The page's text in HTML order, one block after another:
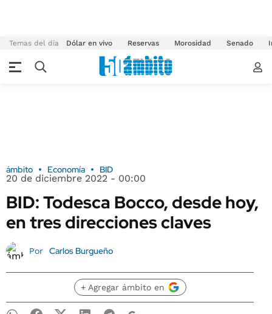
Temas del día Dólar en vivo Reservas Morosidad Senado
ámbito Economía BID
20 de diciembre 2022 - 00:00
BID: Todesca Bocco, desde hoy,
en tres direcciones claves
Por Carlos Burgueño
+ Agregar ámbito en